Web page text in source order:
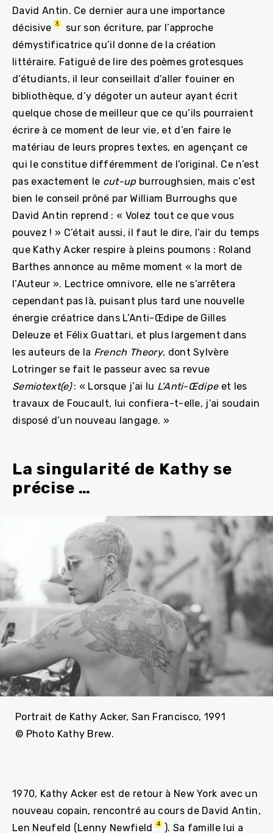
David Antin. Ce dernier aura une importance
décisive
3
sur son écriture, par l’approche
démystificatrice qu’il donne de la création
littéraire. Fatigué de lire des poèmes grotesques
d’étudiants, il leur conseillait d’aller fouiner en
bibliothèque, d’y dégoter un auteur ayant écrit
quelque chose de meilleur que ce qu’ils pourraient
écrire à ce moment de leur vie, et d’en faire le
matériau de leurs propres textes, en agençant ce
qui le constitue différemment de l’original. Ce n’est
pas exactement le cut-up burroughsien, mais c’est
bien le conseil prôné par William Burroughs que
David Antin reprend : « Volez tout ce que vous
pouvez ! » C’était aussi, il faut le dire, l’air du temps
que Kathy Acker respire à pleins poumons : Roland
Barthes annonce au même moment « la mort de
l’Auteur ». Lectrice omnivore, elle ne s’arrêtera
cependant pas là, puisant plus tard une nouvelle
énergie créatrice dans L’Anti-Œdipe de Gilles
Deleuze et Félix Guattari, et plus largement dans
les auteurs de la French Theory, dont Sylvère
Lotringer se fait le passeur avec sa revue
Semiotext(e): « Lorsque j’ai lu L’Anti-Œdipeet les
travaux de Foucault, lui confiera-t-elle, j’ai soudain
disposé d’un nouveau langage. »
La singularité de Kathy se
précise …
Portrait de Kathy Acker, San Francisco, 1991
© Photo Kathy Brew.
1970, Kathy Acker est de retour à New York avec un
nouveau copain, rencontré au cours de David Antin,
Len Neufeld (Lenny Newfield
4 ). Sa famille lui a